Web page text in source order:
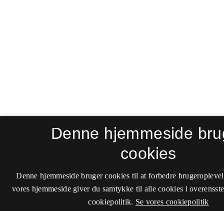
Denne hjemmeside
cookies
Denne hjemmeside bruger cookies til at forbedre
vores hjemmeside giver du samtykke til alle cookies i
cookiepolitik. Se vores cookiepolitik